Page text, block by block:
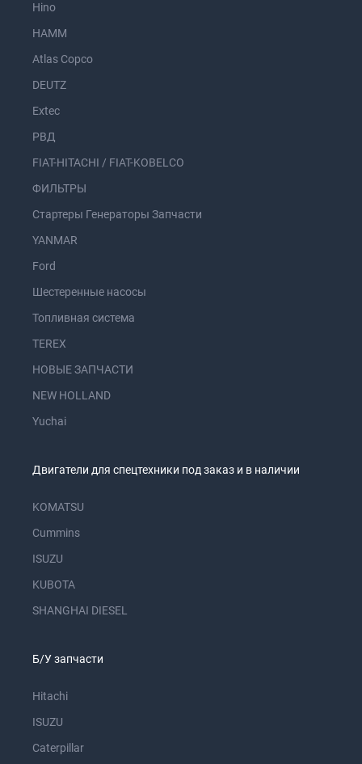
Hino
HAMM
Atlas Copco
DEUTZ
Extec
РВД
FIAT-HITACHI / FIAT-KOBELCO
ФИЛЬТРЫ
Стартеры Генераторы Запчасти
YANMAR
Ford
Шестеренные насосы
Топливная система
TEREX
НОВЫЕ ЗАПЧАСТИ
NEW HOLLAND
Yuchai
Двигатели для спецтехники под заказ и в наличии
KOMATSU
Cummins
ISUZU
KUBOTA
SHANGHAI DIESEL
Б/У запчасти
Hitachi
ISUZU
Caterpillar